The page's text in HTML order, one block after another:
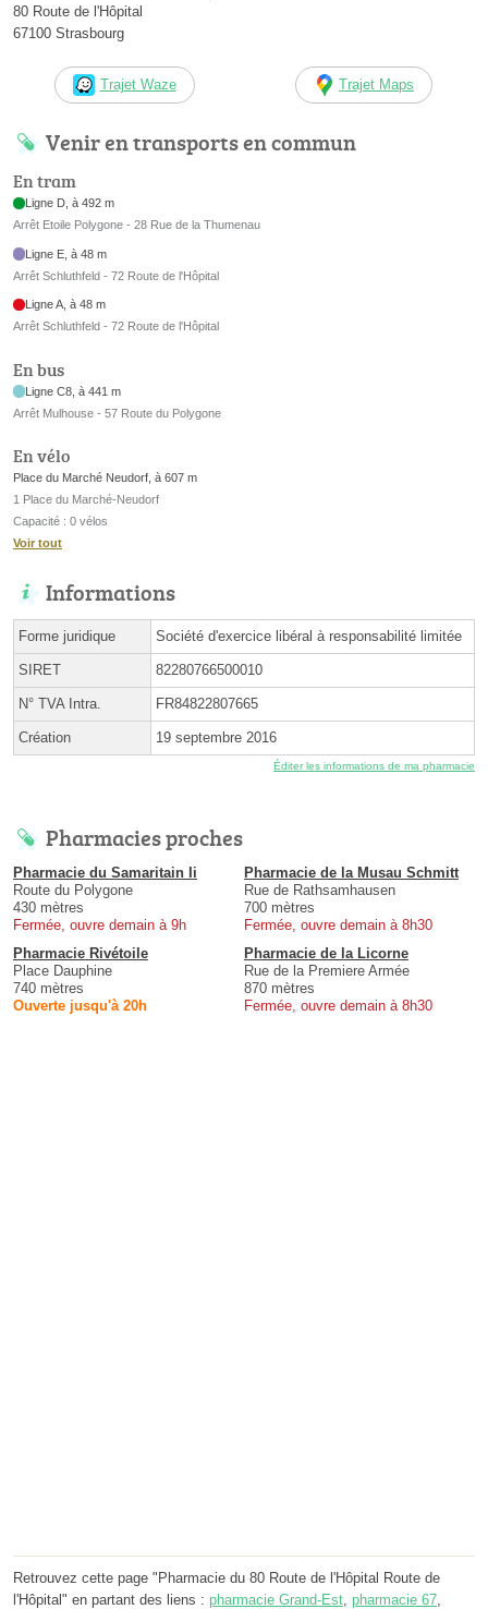
80 Route de l'Hôpital
67100 Strasbourg
Trajet Waze Trajet Maps
Venir en transports en commun
En tram
Ligne D, à 492 m
Arrêt Etoile Polygone - 28 Rue de la Thumenau
Ligne E, à 48 m
Arrêt Schluthfeld - 72 Route de l'Hôpital
Ligne A, à 48 m
Arrêt Schluthfeld - 72 Route de l'Hôpital
En bus
Ligne C8, à 441 m
Arrêt Mulhouse - 57 Route du Polygone
En vélo
Place du Marché Neudorf, à 607 m
1 Place du Marché-Neudorf
Capacité : 0 vélos
Voir tout
Informations
Forme juridique Société d'exercice libéral à responsabilité limitée
SIRET 82280766500010
N° TVA Intra. FR84822807665
Création 19 septembre 2016
Éditer les informations de ma pharmacie
Pharmacies proches
Pharmacie du Samaritain Ii
Route du Polygone
430 mètres
Fermée, ouvre demain à 9h
Pharmacie de la Musau Schmitt
Rue de Rathsamhausen
700 mètres
Fermée, ouvre demain à 8h30
Pharmacie Rivétoile
Place Dauphine
740 mètres
Ouverte jusqu'à 20h
Pharmacie de la Licorne
Rue de la Premiere Armée
870 mètres
Fermée, ouvre demain à 8h30
Retrouvez cette page "Pharmacie du 80 Route de l'Hôpital Route de
l'Hôpital" en partant des liens : pharmacie Grand-Est, pharmacie 67,